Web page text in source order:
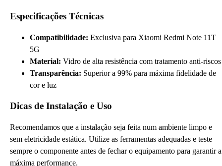
Especificações Técnicas
Compatibilidade: Exclusiva para Xiaomi Redmi Note 11T
5G
Material: Vidro de alta resistência com tratamento anti-riscos
Transparência: Superior a 99% para máxima fidelidade de
cor e luz
Dicas de Instalação e Uso
Recomendamos que a instalação seja feita num ambiente limpo e
sem eletricidade estática. Utilize as ferramentas adequadas e teste
sempre o componente antes de fechar o equipamento para garantir a
máxima performance.